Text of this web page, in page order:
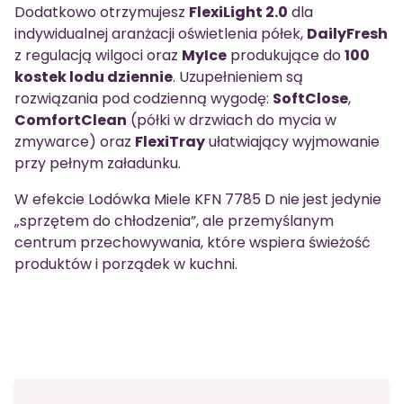
Dodatkowo otrzymujesz FlexiLight 2.0 dla
indywidualnej aranżacji oświetlenia półek, DailyFresh
z regulacją wilgoci oraz MyIce produkujące do100
kostek lodu dziennie. Uzupełnieniem są
rozwiązania pod codzienną wygodę: SoftClose,
ComfortClean (półki w drzwiach do mycia w
zmywarce) oraz FlexiTrayułatwiający wyjmowanie
przy pełnym załadunku.
W efekcie Lodówka Miele KFN 7785 D nie jest jedynie
„sprzętem do chłodzenia”, ale przemyślanym
centrum przechowywania, które wspiera świeżość
produktów i porządek w kuchni.